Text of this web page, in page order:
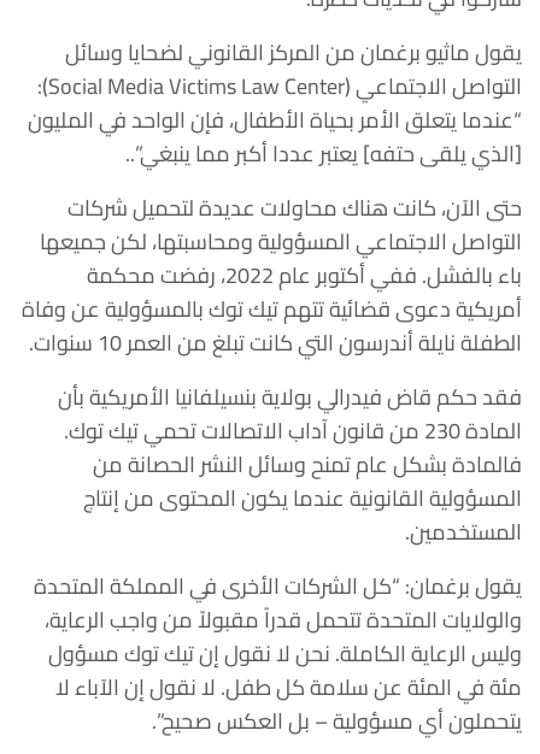
يقول ماثيو برغمان من المركز القانوني لضحايا وسائل
التواصل الاجتماعي (Social Media Victims Law Center):
“عندما يتعلق الأمر بحياة الأطفال، فإن الواحد في المليون
[الذي يلقى حتفه] يعتبر عددا أكبر مما ينبغي”..
حتى الآن، كانت هناك محاولات عديدة لتحميل شركات
التواصل الاجتماعي المسؤولية ومحاسبتها، لكن جميعها
باء بالفشل. ففي أكتوبر عام 2022، رفضت محكمة
أمريكية دعوى قضائية تتهم تيك توك بالمسؤولية عن وفاة
الطفلة نايلة أندرسون التي كانت تبلغ من العمر 10 سنوات.
فقد حكم قاض فيدرالي بولاية بنسيلفانيا الأمريكية بأن
المادة 230 من قانون آداب الاتصالات تحمي تيك توك.
فالمادة بشكل عام تمنح وسائل النشر الحصانة من
المسؤولية القانونية عندما يكون المحتوى من إنتاج
المستخدمين.
يقول برغمان: “كل الشركات الأخرى في المملكة المتحدة
والولايات المتحدة تتحمل قدراً مقبولاً من واجب الرعاية،
وليس الرعاية الكاملة. نحن لا نقول إن تيك توك مسؤول
مئة في المئة عن سلامة كل طفل. لا نقول إن الآباء لا
يتحملون أي مسؤولية – بل العكس صحيح”.